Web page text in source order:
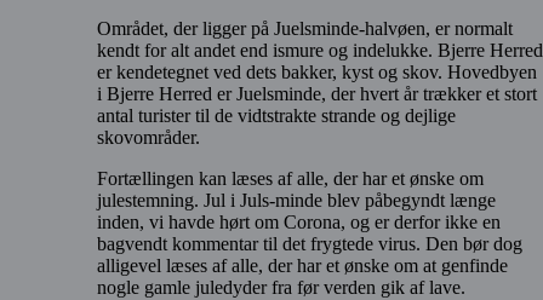
Området, der ligger på Juelsminde-halvøen, er normalt
kendt for alt andet end ismure og indelukke. Bjerre Herred
er kendetegnet ved dets bakker, kyst og skov. Hovedbyen
i Bjerre Herred er Juelsminde, der hvert år trækker et stort
antal turister til de vidtstrakte strande og dejlige
skovområder.
Fortællingen kan læses af alle, der har et ønske om
julestemning. Jul i Juls-minde blev påbegyndt længe
inden, vi havde hørt om Corona, og er derfor ikke en
bagvendt kommentar til det frygtede virus. Den bør dog
alligevel læses af alle, der har et ønske om at genfinde
nogle gamle juledyder fra før verden gik af lave.